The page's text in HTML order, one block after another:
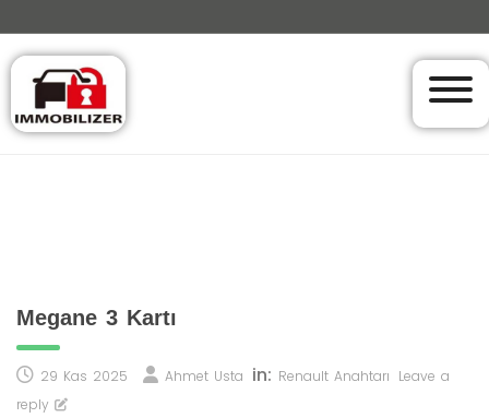
Megane 3 Kartı
29 Kas 2025 Ahmet Usta in: Renault Anahtarı Leave a
reply